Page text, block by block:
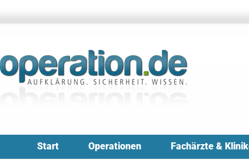
Start Operationen Fachärzte &